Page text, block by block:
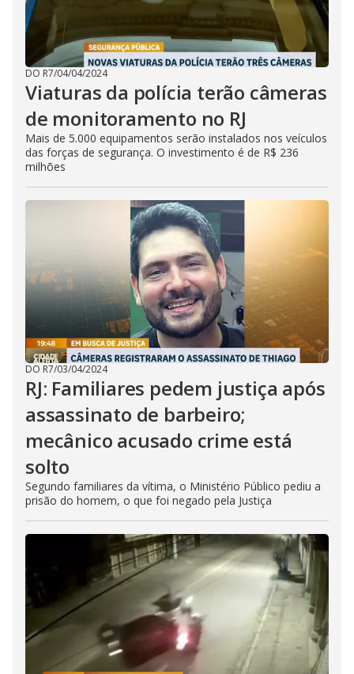
DO R7/04/04/2024
Viaturas da polícia terão câmeras
de monitoramento no RJ
Mais de 5.000 equipamentos serão instalados nos veículos
das forças de segurança. O investimento é de R$ 236
milhões
DO R7/03/04/2024
RJ: Familiares pedem justiça após
assassinato de barbeiro;
mecânico acusado crime está
solto
Segundo familiares da vítima, o Ministério Público pediu a
prisão do homem, o que foi negado pela Justiça